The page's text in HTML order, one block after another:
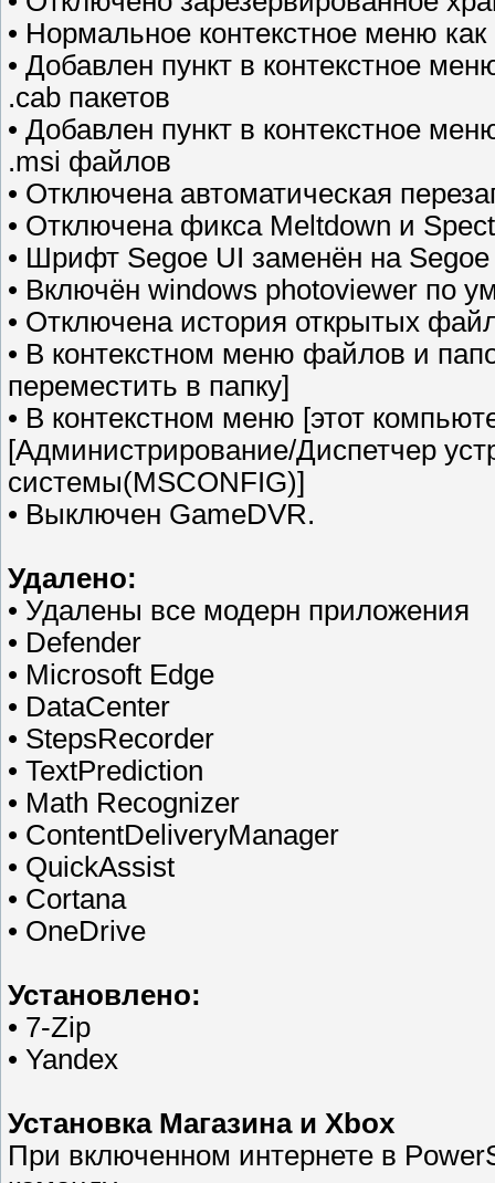
• Нормальное контекстное меню
• Добавлен пункт в контекстное
.cab пакетов
• Добавлен пункт в контекстное
.msi файлов
• Отключена автоматическая
• Отключена фикса Meltdown и
• Шрифт Segoe UI заменён на
• Включён windows photoviewer по
• Отключена история открытых
• В контекстном меню файлов и
переместить в папку]
• В контекстном меню [этот
[Администрирование/Диспетчер
системы(MSCONFIG)]
• Выключен GameDVR.
Удалено:
• Удалены все модерн приложения
• Defender
• Microsoft Edge
• DataCenter
• StepsRecorder
• TextPrediction
• Math Recognizer
• ContentDeliveryManager
• QuickAssist
• Cortana
• OneDrive
Установлено:
• 7-Zip
• Yandex
Установка Магазина и Xbox
При включенном интернете в